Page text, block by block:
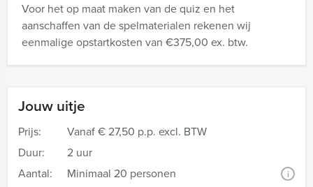
Jouw uitje
Prijs: Vanaf€ 27,50 p.p. excl. BTW
Duur:
2 uur
Aantal:
Minimaal 20 personen i
Voor het op maat maken van de quiz en het
aanschaffen van de spelmaterialen rekenen wij
eenmalige opstartkosten van €375,00 ex. btw.